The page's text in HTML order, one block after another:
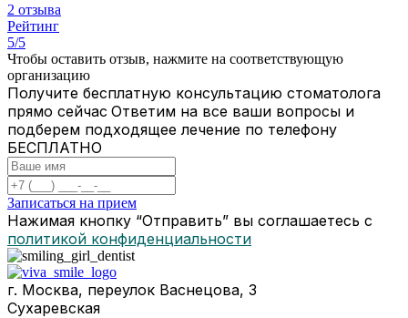
2 отзыва
Рейтинг
5/5
Чтобы оставить отзыв, нажмите на соответствующую
организацию
Получите бесплатную консультацию стоматолога
прямо сейчас Ответим на все ваши вопросы и
подберем подходящее лечение по телефону
БЕСПЛАТНО
Записаться на прием
Нажимая кнопку “Отправить” вы соглашаетесь с
политикой конфиденциальности
г. Москва, переулок Васнецова, 3
Сухаревская